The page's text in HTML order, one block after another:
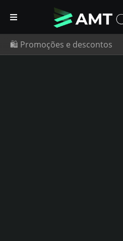
🛍️ Promoções e descontos